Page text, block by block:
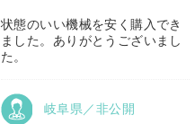
福島県／
状態のいい機械を安く購入でき
ました。ありがとうございまし
た。
岐阜県／非公開